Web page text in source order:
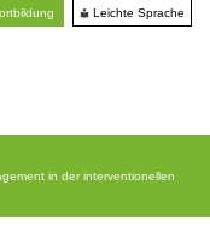
Leichte Sprache
in der interventionellen